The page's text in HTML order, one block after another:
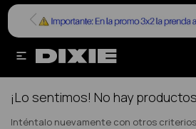

NO SE HAN
¡Lo sentimos! No hay
Inténtalo nuevamente con otros